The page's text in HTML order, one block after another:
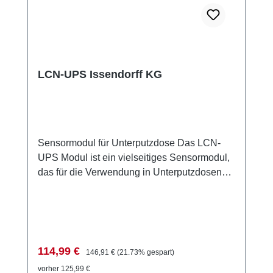
LCN-UPS Issendorff KG
Sensormodul für Unterputzdose Das LCN-
UPS Modul ist ein vielseitiges Sensormodul,
das für die Verwendung in Unterputzdosen
programmiert werden können.
Anwendungsbeispiele Steuerung von
Verkaufspreis:
114,99 € Regulärer Preis:
146,91 € (21.73% gespart)
vorher 125,99 €